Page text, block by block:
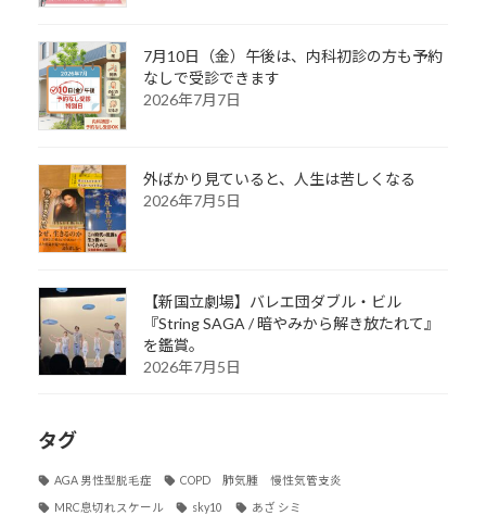
7月10日（金）午後は、内科初診の方も予約
なしで受診できます
2026年7月7日
外ばかり見ていると、人生は苦しくなる
2026年7月5日
【新国立劇場】バレエ団ダブル・ビル
『String SAGA / 暗やみから解き放たれて』
を鑑賞。
2026年7月5日
タグ
AGA 男性型脱毛症 COPD 肺気腫 慢性気管支炎
MRC息切れスケール sky10 あざ シミ